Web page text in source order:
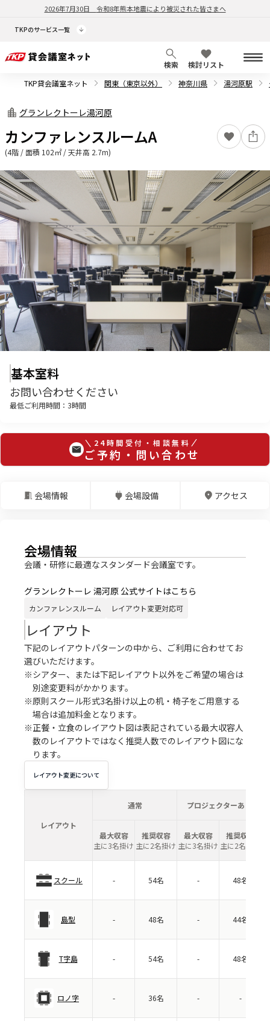
2026年7月30日 令和8年熊本地震により被災された皆さまへ
TKPのサービス一覧
検索
検討リスト
TKP貸会議室ネット
関東（東京以外） 神奈川県 湯河原駅
グランレクトーレ湯河原
カンファレンスルームA
(4階 / 面積 102㎡ / 天井高 2.7m)
基本室料
お問い合わせください
最低ご利用時間： 3時間
24時間受付・相談無料
ご予約・問い合わせ
会場情報 会場設備 アクセス
会場情報
会議・研修に最適なスタンダード会議室です。
グランレクトーレ 湯河原 公式サイトはこちら
カンファレンスルーム レイアウト変更対応可
レイアウト
下記のレイアウトパターンの中から、ご利用に合わせてお
選びいただけます。
※シアター、または下記レイアウト以外をご希望の場合は
別途変更料がかかります。
※原則スクール形式3名掛け以上の机・椅子をご用意する
場合は追加料金となります。
※正餐・立食のレイアウト図は表記されている最大収容人
数のレイアウトではなく推奨人数でのレイアウト図にな
ります。
レイアウト変更について
レイアウト
通常 プロジェクターあり
最大収容
主に3名掛け
推奨収容
主に2名掛け
最大収容
主に3名掛け
推奨収容
主に2名掛け
スクール - 54名 - 48名
島型 - 48名 - 44名
T字島 - 54名 - 48名
ロノ字 - 36名 - -